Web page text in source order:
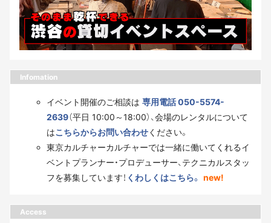
Infomation
イベント開催のご相談は 専用電話 050-5574-
2639（平日 10:00～18:00）、会場のレンタルについて
はこちらからお問い合わせください。
東京カルチャーカルチャーでは一緒に働いてくれるイ
ベントプランナー・プロデューサー、テクニカルスタッ
フを募集しています！ くわしくはこちら。 new!
Access